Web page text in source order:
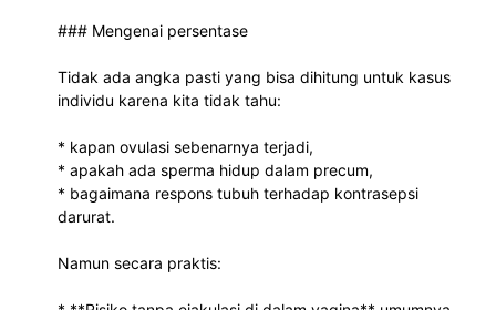
### Mengenai persentase
Tidak ada angka pasti yang bisa dihitung untuk kasus
individu karena kita tidak tahu:
* kapan ovulasi sebenarnya terjadi,
* apakah ada sperma hidup dalam precum,
* bagaimana respons tubuh terhadap kontrasepsi
darurat.
Namun secara praktis: